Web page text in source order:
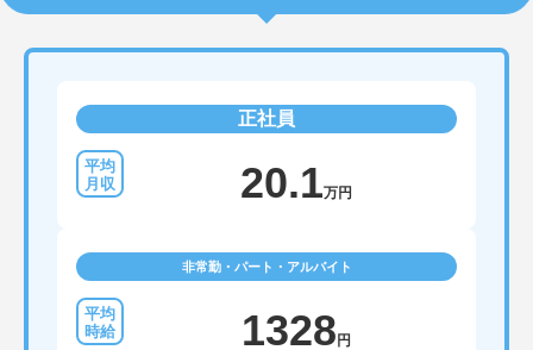
正社員
20.1万円
非常勤・パート・アルバイト
1328 円